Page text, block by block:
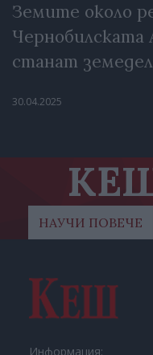
Земите около
станат
30.04.2025
НАУЧИ ПОВЕЧЕ
Информация: